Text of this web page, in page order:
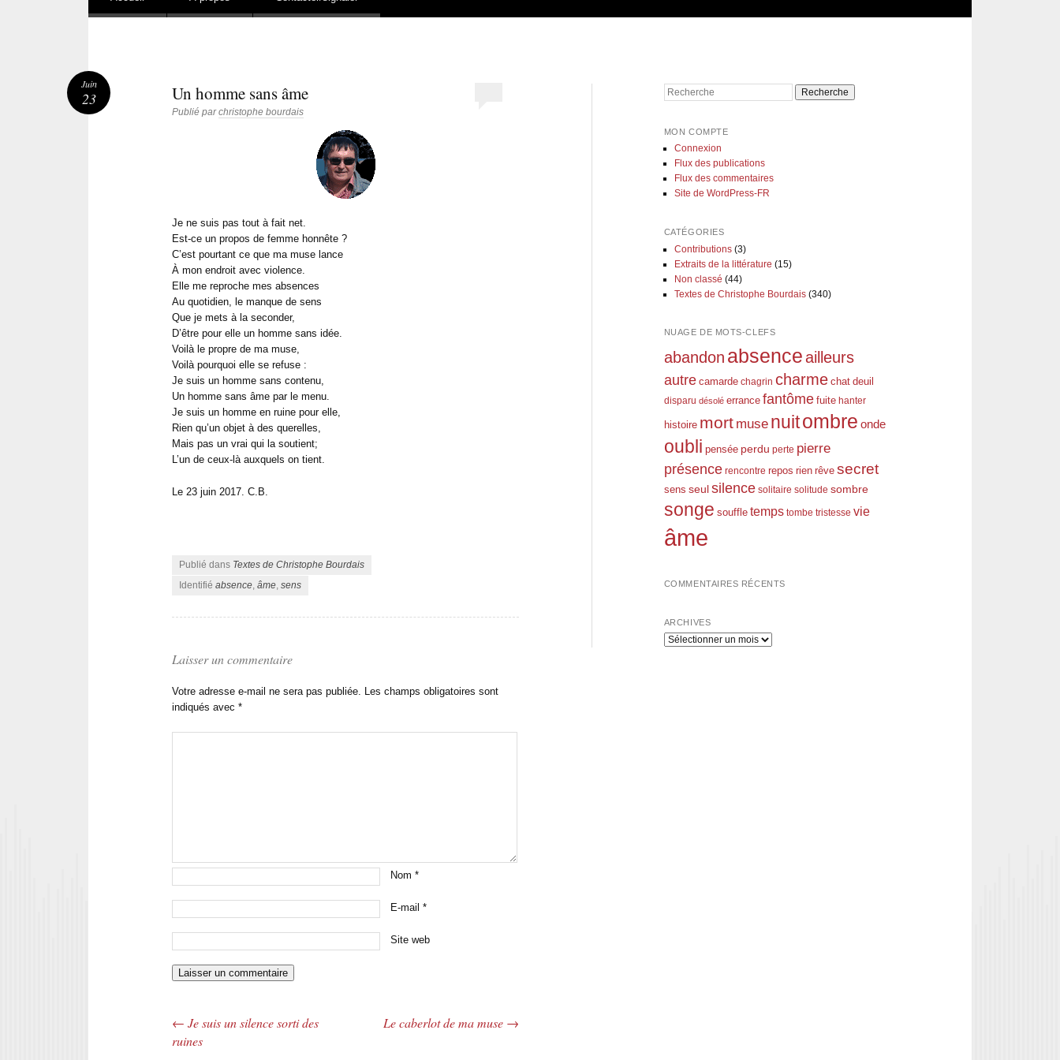
Un homme sans âme
Publié parchristophe bourdais
Je ne suis pas tout à fait net.
Est-ce un propos de femme honnête ?
C’est pourtant ce que ma muse lance
À mon endroit avec violence.
Elle me reproche mes absences
Au quotidien, le manque de sens
Que je mets à la seconder,
D’être pour elle un homme sans idée.
Voilà le propre de ma muse,
Voilà pourquoi elle se refuse :
Je suis un homme sans contenu,
Un homme sans âme par le menu.
Je suis un homme en ruine pour elle,
Rien qu’un objet à des querelles,
Mais pas un vrai qui la soutient;
L’un de ceux-là auxquels on tient.
Le 23 juin 2017. C.B.
Publié dans Textes de Christophe Bourdais
Identifié absence, âme, sens
Juin
23
Laisser un commentaire
Votre adresse e-mail ne sera pas publiée. Les champs obligatoires sont
indiqués avec *
Nom *
E-mail *
Site web
Navigation des articles
← Je suis un silence sorti des
ruines
Le caberlot de ma muse →
Recherche
MON COMPTE
Connexion
Flux des publications
Flux des commentaires
Site de WordPress-FR
CATÉGORIES
Contributions(3)
Extraits de la littérature (15)
Non classé (44)
Textes de Christophe Bourdais(340)
NUAGE DE MOTS-CLEFS
abandon absenceailleurs
autre camarde chagrin charme chat deuil
disparu désolé errance fantôme fuite hanter
histoire mort muse nuitombre onde
oubli pensée perdu perte pierre
présence rencontre repos rien rêve secret
sens seul silence solitaire solitude sombre
songe souffle temps tombe tristesse vie
âme
COMMENTAIRES RÉCENTS
ARCHIVES
Archives